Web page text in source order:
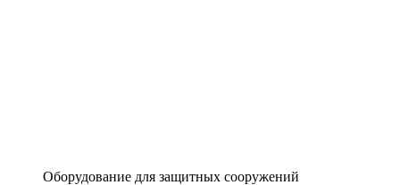
Оборудование для защитных сооружений